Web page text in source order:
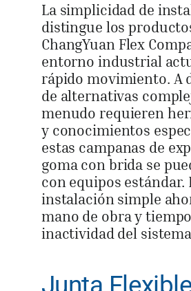
La simplicidad de
distingue los
ChangYuan Flex
entorno industrial
rápido movimiento. A
de alternativas
menudo requieren
y conocimientos
estas campanas de
goma con brida se
con equipos estándar.
instalación simple
mano de obra y
inactividad del
Junta